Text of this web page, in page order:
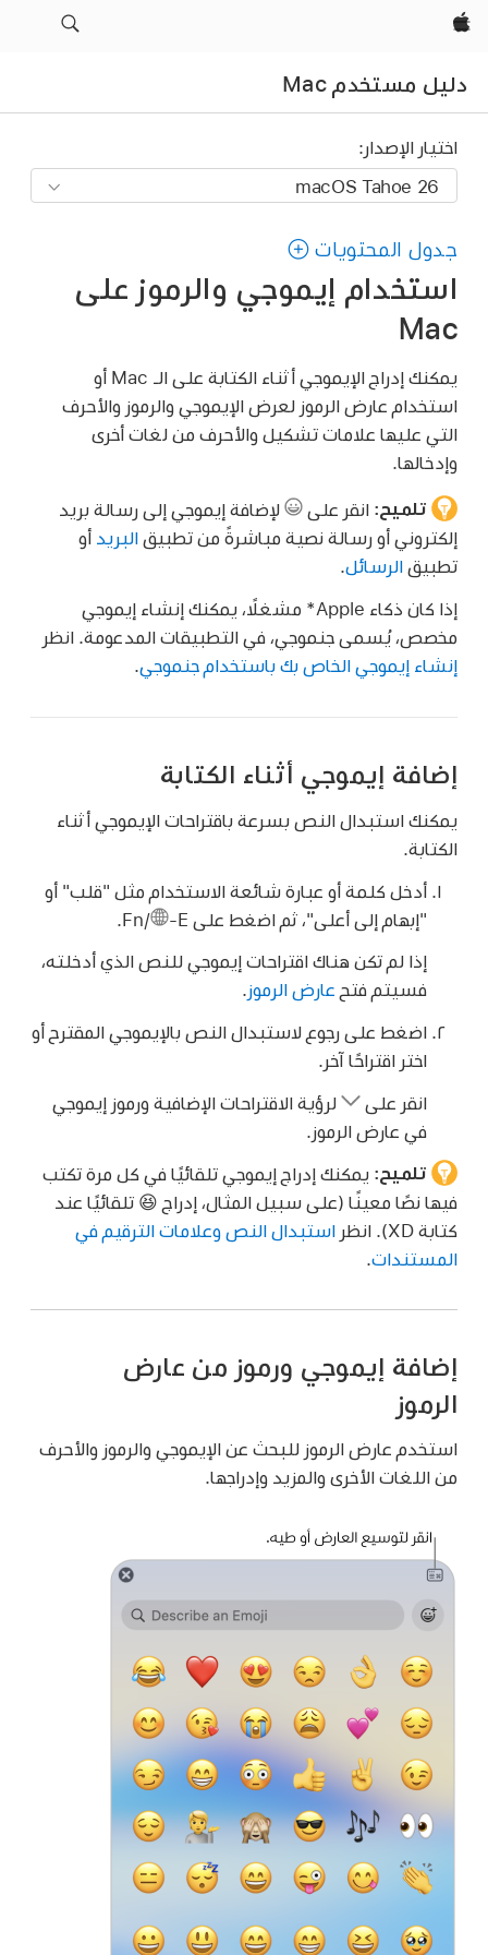
Apple‏
دليل مستخدم Mac
اختيار الإصدار:
جدول المحتويات
استخدام إيموجي والرموز على
Mac
يمكنك إدراج الإيموجي أثناء الكتابة على الـ Mac أو
استخدام عارض الرموز لعرض الإيموجي والرموز والأحرف
التي عليها علامات تشكيل والأحرف من لغات أخرى
وإدخالها.
تلميح: انقر على
لإضافة إيموجي إلى رسالة بريد
إلكتروني أو رسالة نصية مباشرةً من تطبيق البريد أو
تطبيق الرسائل
إذا كان ذكاء Apple* مشغلًا، يمكنك إنشاء إيموجي
مخصص، يُسمى جنموجي، في التطبيقات المدعومة. انظر
إنشاء إيموجي الخاص بك باستخدام جنموجي
إضافة إيموجي أثناء الكتابة
يمكنك استبدال النص بسرعة باقتراحات الإيموجي أثناء
الكتابة.
أدخل كلمة أو عبارة شائعة الاستخدام مثل "قلب" أو
"إبهام إلى أعلى"، ثم اضغط على Fn/ -E.
إذا لم تكن هناك اقتراحات إيموجي للنص الذي أدخلته،
فسيتم فتح عارض الرموز.
اضغط على رجوع لاستبدال النص بالإيموجي المقترح أو
اختر اقتراحًا آخر.
انقر على
لرؤية الاقتراحات الإضافية ورموز إيموجي
في عارض الرموز.
تلميح: يمكنك إدراج إيموجي تلقائيًا في كل مرة تكتب
فيها نصًا معينًا (على سبيل المثال، إدراج 😆 تلقائيًا عند
كتابة XD). انظر
استبدال النص وعلامات الترقيم في
المستندات
إضافة إيموجي ورموز من عارض
الرموز
استخدم عارض الرموز للبحث عن الإيموجي والرموز والأحرف
من اللغات الأخرى والمزيد وإدراجها.